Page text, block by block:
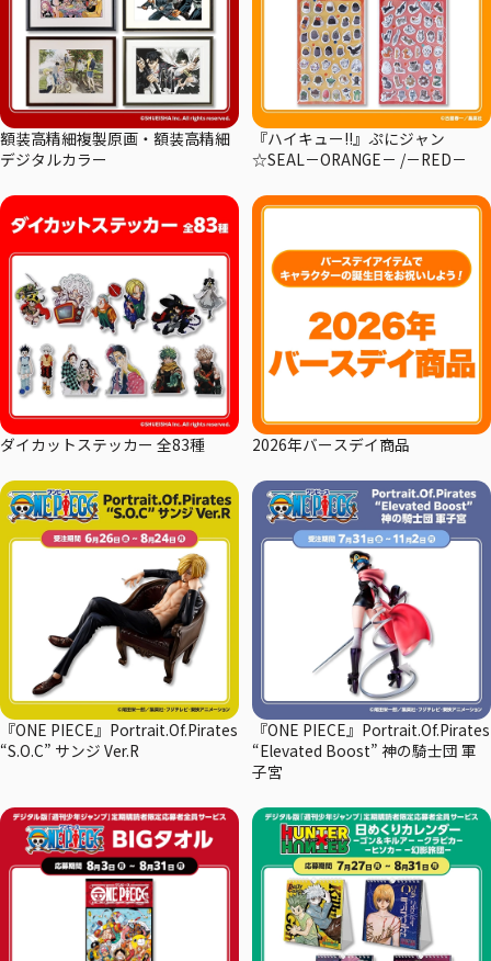
額装高精細複製原画・額装高精細
デジタルカラー
『ハイキュー!!』ぷにジャン
☆SEAL－ORANGE－ /－RED－
ダイカットステッカー 全83種 2026年バースデイ商品
『ONE PIECE』Portrait.Of.Pirates
“S.O.C” サンジ Ver.R
『ONE PIECE』Portrait.Of.Pirates
“Elevated Boost” 神の騎士団 軍
子宮